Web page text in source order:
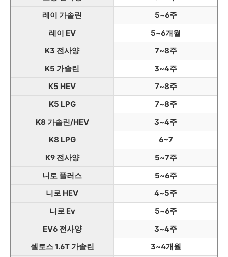
레이 가솔린
5~6주
레이 EV
5~6개월
K3 전사양
7~8주
K5 가솔린
3~4주
K5 HEV
7~8주
K5 LPG
7~8주
K8 가솔린/HEV
3~4주
K8 LPG
6~7
K9 전사양
5~7주
니로 플러스
5~6주
니로 HEV
4~5주
니로 Ev
5~6주
EV6 전사양
3~4주
셀토스 1.6T 가솔린
3~4개월